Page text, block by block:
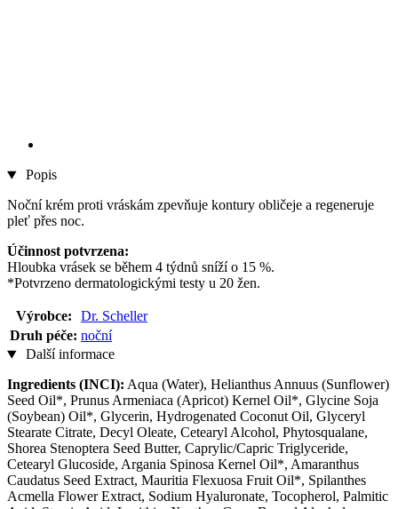
Popis
Noční krém proti vráskám zpevňuje kontury obličeje a regeneruje
pleť přes noc.
Účinnost potvrzena:
Hloubka vrásek se během 4 týdnů sníží o 15 %.
*Potvrzeno dermatologickými testy u 20 žen.
Výrobce:
Dr. Scheller
Druh péče: noční
Další informace
Ingredients (INCI): Aqua (Water), Helianthus Annuus (Sunflower)
Seed Oil*, Prunus Armeniaca (Apricot) Kernel Oil*, Glycine Soja
(Soybean) Oil*, Glycerin, Hydrogenated Coconut Oil, Glyceryl
Stearate Citrate, Decyl Oleate, Cetearyl Alcohol, Phytosqualane,
Shorea Stenoptera Seed Butter, Caprylic/Capric Triglyceride,
Cetearyl Glucoside, Argania Spinosa Kernel Oil*, Amaranthus
Caudatus Seed Extract, Mauritia Flexuosa Fruit Oil*, Spilanthes
Acmella Flower Extract, Sodium Hyaluronate, Tocopherol, Palmitic